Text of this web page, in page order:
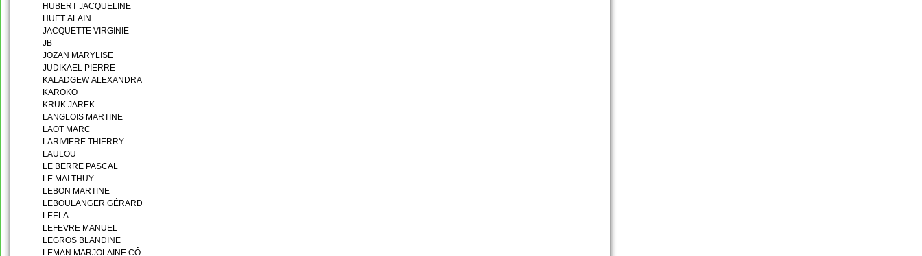
HUBERT JACQUELINE
HUET ALAIN
JACQUETTE VIRGINIE
JB
JOZAN MARYLISE
JUDIKAEL PIERRE
KALADGEW ALEXANDRA
KAROKO
KRUK JAREK
LANGLOIS MARTINE
LAOT MARC
LARIVIERE THIERRY
LAULOU
LE BERRE PASCAL
LE MAI THUY
LEBON MARTINE
LEBOULANGER GÉRARD
LEELA
LEFEVRE MANUEL
LEGROS BLANDINE
LEMAN MARJOLAINE CÔ